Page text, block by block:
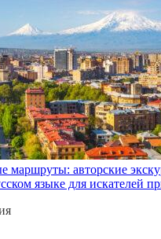
маршруты: авторские
языке для искателей